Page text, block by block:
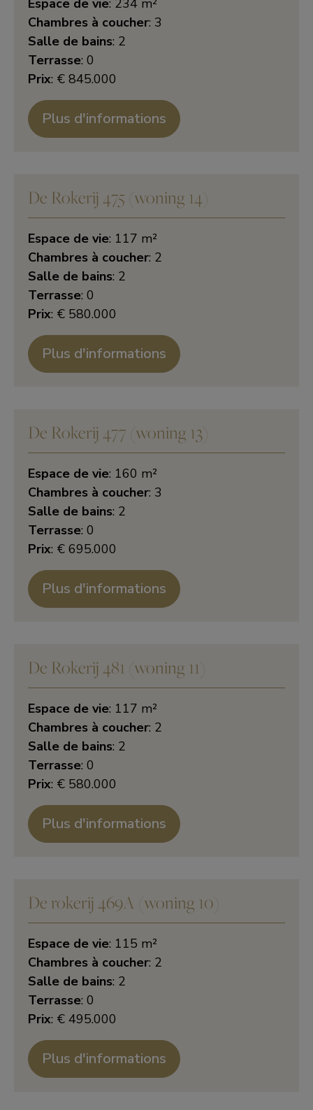
Espace de vie: 234 m²
Chambres à coucher: 3
Salle de bains: 2
Terrasse: 0
Prix: € 845.000
Plus d'informations
De Rokerij 475 (woning 14)
Espace de vie: 117 m²
Chambres à coucher: 2
Salle de bains: 2
Terrasse: 0
Prix: € 580.000
Plus d'informations
De Rokerij 477 (woning 13)
Espace de vie: 160 m²
Chambres à coucher: 3
Salle de bains: 2
Terrasse: 0
Prix: € 695.000
Plus d'informations
De Rokerij 481 (woning 11)
Espace de vie: 117 m²
Chambres à coucher: 2
Salle de bains: 2
Terrasse: 0
Prix: € 580.000
Plus d'informations
De rokerij 469A (woning 10)
Espace de vie: 115 m²
Chambres à coucher: 2
Salle de bains: 2
Terrasse: 0
Prix: € 495.000
Plus d'informations